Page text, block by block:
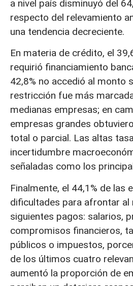
a nivel país disminuyó del
respecto del relevamiento
una tendencia decreciente.
En materia de crédito, el
requirió financiamiento
42,8% no accedió al monto
restricción fue más
medianas empresas; en
empresas grandes
total o parcial. Las altas
incertidumbre
señaladas como los
Finalmente, el 44,1% de las
dificultades para afrontar al
siguientes pagos: salarios,
compromisos financieros,
públicos o impuestos,
de los últimos cuatro
aumentó la proporción de